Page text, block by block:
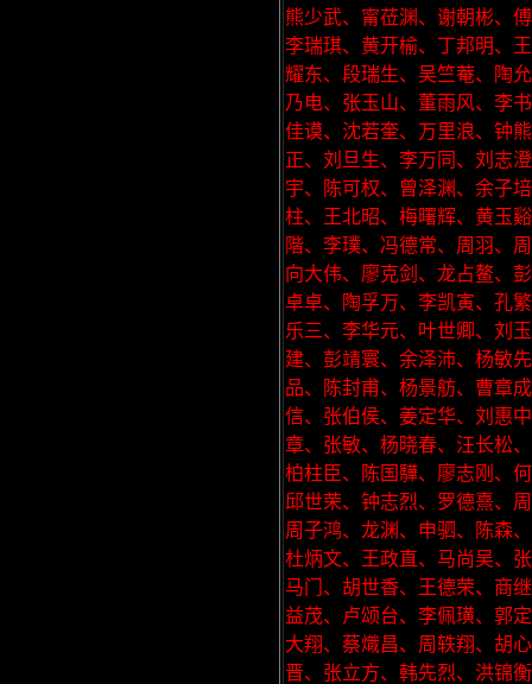
熊少武、甯莅渊、谢朝彬、
李瑞琪、黄开榆、丁邦明、
耀东、段瑞生、吴竺菴、陶
乃电、张玉山、董雨风、李
佳谟、沈若奎、万里浪、钟
正、刘旦生、李万同、刘志
宇、陈可权、曾泽渊、余子
柱、王北昭、梅曙辉、黄玉
階、李璞、冯德常、周羽、
向大伟、廖克剑、龙占鳌、
卓卓、陶孚万、李凯寅、孔
乐三、李华元、叶世卿、刘
建、彭靖寰、余泽沛、杨敏
品、陈封甫、杨景舫、曹章
信、张伯侯、姜定华、刘惠
章、张敏、杨晓春、汪长松
柏柱臣、陈国驊、廖志刚、
邱世荣、钟志烈、罗德熹、
周子鸿、龙渊、申驷、陈森
杜炳文、王政直、马尚吴、
马门、胡世香、王德荣、商
益茂、卢颂台、李佩璜、郭
大翔、蔡熾昌、周轶翔、胡
晋、张立方、韩先烈、洪锦